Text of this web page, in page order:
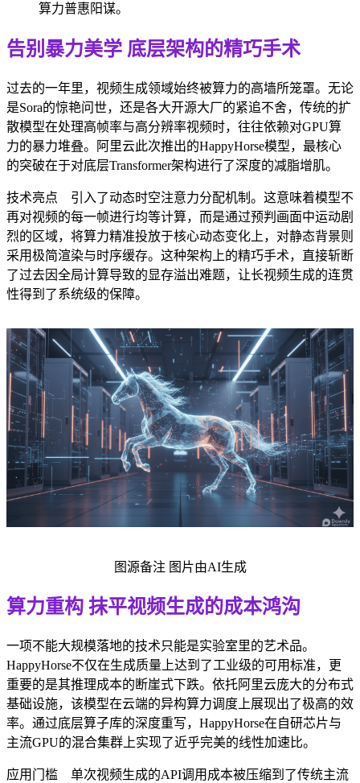
算力普惠阳谋。
告别暴力美学 底层架构的精巧手术
过去的一年里，视频生成领域始终被算力的高墙所笼罩。无论
是Sora的惊艳问世，还是各大开源大厂的紧追不舍，传统的扩
散模型在处理高帧率与高分辨率视频时，往往依赖对GPU算
力的暴力堆叠。阿里云此次推出的HappyHorse模型，最核心
的突破在于对底层Transformer架构进行了深度的减脂增肌。
技术亮点 引入了动态时空注意力分配机制。这意味着模型不
再对视频的每一帧进行均等计算，而是通过预判画面中运动剧
烈的区域，将算力精准投放于核心动态变化上，对静态背景则
采用极简渲染与时序缓存。这种架构上的精巧手术，直接斩断
了过去因全局计算导致的显存溢出难题，让长视频生成的连贯
性得到了系统级的保障。
图源备注 图片由AI生成
算力重构 抹平视频生成的成本鸿沟
一项不能大规模落地的技术只能是实验室里的艺术品。
HappyHorse不仅在生成质量上达到了工业级的可用标准，更
重要的是其推理成本的断崖式下跌。依托阿里云庞大的分布式
基础设施，该模型在云端的异构算力调度上展现出了极高的效
率。通过底层算子库的深度重写，HappyHorse在自研芯片与
主流GPU的混合集群上实现了近乎完美的线性加速比。
应用门槛 单次视频生成的API调用成本被压缩到了传统主流